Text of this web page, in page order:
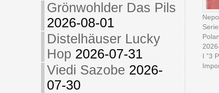
Grönwohlder Das Pils
2026-08-01
Distelhäuser Lucky
Hop 2026-07-31
Viedi Sazobe 2026-
07-30
I ”3